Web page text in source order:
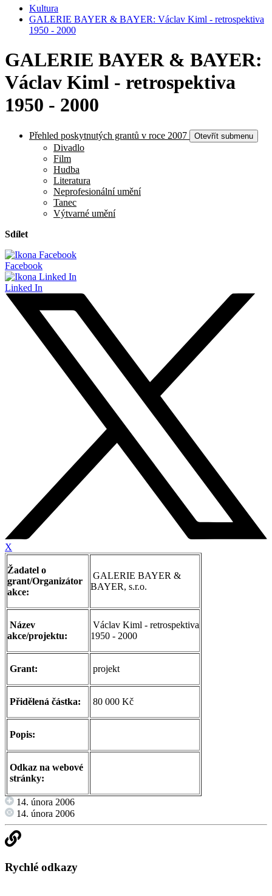
Kultura
GALERIE BAYER & BAYER: Václav Kiml - retrospektiva
1950 - 2000
GALERIE BAYER & BAYER:
Václav Kiml - retrospektiva
1950 - 2000
Přehled poskytnutých grantů v roce 2007 Otevřít submenu
Divadlo
Film
Hudba
Literatura
Neprofesionální umění
Tanec
Výtvarné umění
Sdílet
Facebook
Linked In
X
Žadatel o
grant/Organizátor
akce:
GALERIE BAYER &
BAYER, s.r.o.
Název
akce/projektu:
Václav Kiml - retrospektiva
1950 - 2000
Grant: projekt
Přidělená částka: 80 000 Kč
Popis:
Odkaz na webové
stránky:
14. února 2006
14. února 2006
Rychlé odkazy